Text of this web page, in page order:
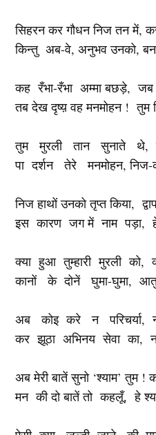
सिहरन कर गौधन निज तन में,
किन्तु अब-वे, अनुभव उनको,
कह रँभा-रँभा अम्मा बछड़े,
तब देख दृष्य़ वह मनमोहन !
तुम मुरली तान सुनाते थे, वे
पा दर्शन तेरे मनमोहन, निज-
निज हाथों उनको तृप्त किया,
इस कारण जग में नाम पड़ा, हे
क्या हुआ तुम्हारी मुरली को,
कानों के दोनें घुमा-घुमा,
अब कोइ करे न परिचर्या,
कर झूठा अभिनय सेवा का,
अब मेरी बातें सुनो ‘श्याम’ तुम
मन की दो बातें तो कहलूँ, हे